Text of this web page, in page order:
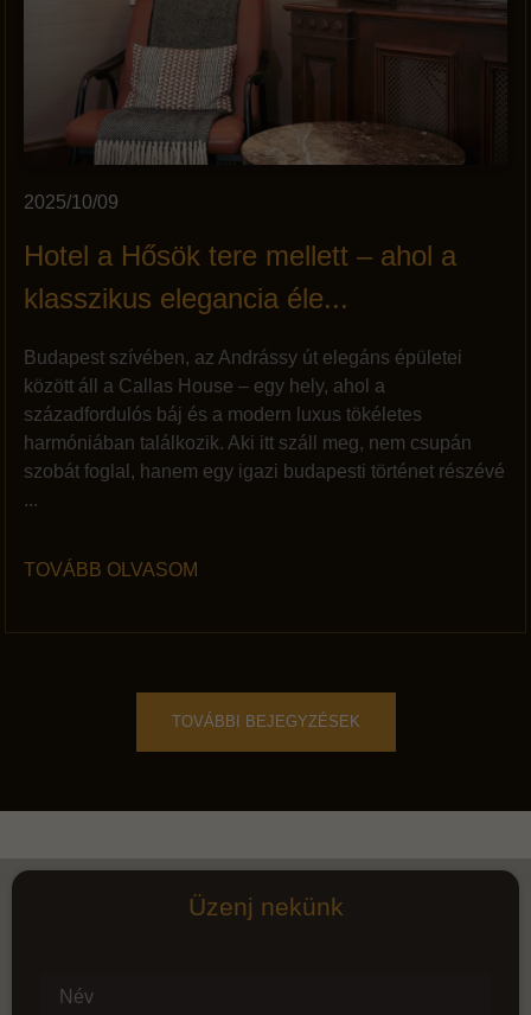
2025/10/09
Hotel a Hősök tere mellett – ahol a
klasszikus elegancia éle...
Budapest szívében, az Andrássy út elegáns épületei
között áll a Callas House – egy hely, ahol a
századfordulós báj és a modern luxus tökéletes
harmóniában találkozik. Aki itt száll meg, nem csupán
szobát foglal, hanem egy igazi budapesti történet részévé
...
TOVÁBB OLVASOM
TOVÁBBI BEJEGYZÉSEK
Üzenj nekünk
Név